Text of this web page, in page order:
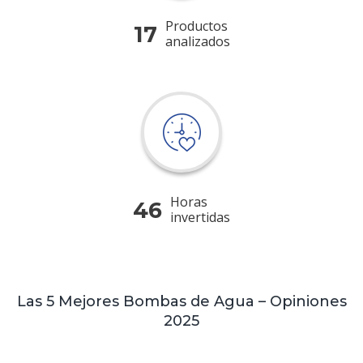
17 Productos
analizados
46 Horas
invertidas
Las 5 Mejores Bombas de Agua – Opiniones
2025